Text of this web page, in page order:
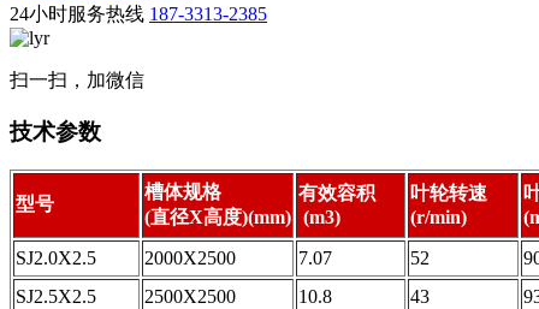
24小时服务热线 187-3313-2385
扫一扫，加微信
技术参数
型号
槽体规格
(直径X高度)(mm)
有效容积
(m3)
叶轮转速
(r/min)
SJ2.0X2.5
2000X2500 7.07 52
SJ2.5X2.5
2500X2500 10.8 43